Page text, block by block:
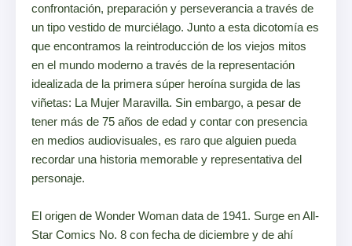
confrontación, preparación y perseverancia a través de
un tipo vestido de murciélago. Junto a esta dicotomía es
que encontramos la reintroducción de los viejos mitos
en el mundo moderno a través de la representación
idealizada de la primera súper heroína surgida de las
viñetas: La Mujer Maravilla. Sin embargo, a pesar de
tener más de 75 años de edad y contar con presencia
en medios audiovisuales, es raro que alguien pueda
recordar una historia memorable y representativa del
personaje.
El origen de Wonder Woman data de 1941. Surge en All-
Star Comics No. 8 con fecha de diciembre y de ahí